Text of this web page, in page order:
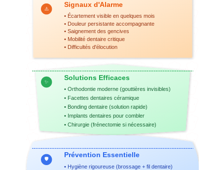
⚠️
Signaux d'Alarme
• Écartement visible en quelques mois
• Douleur persistante accompagnante
• Saignement des gencives
• Mobilité dentaire critique
• Difficultés d'élocution
✨
Solutions Efficaces
• Orthodontie moderne (gouttières invisibles)
• Facettes dentaires céramique
• Bonding dentaire (solution rapide)
• Implants dentaires pour combler
• Chirurgie (frénectomie si nécessaire)
🛡️
Prévention Essentielle
• Hygiène rigoureuse (brossage + fil dentaire)